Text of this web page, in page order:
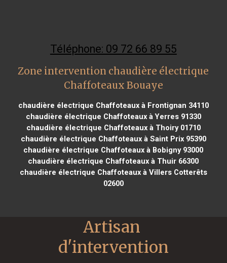
Téléphone: 09 72 66 89 55
Zone intervention chaudière électrique
Chaffoteaux Bouaye
chaudière électrique Chaffoteaux à Frontignan 34110
chaudière électrique Chaffoteaux à Yerres 91330
chaudière électrique Chaffoteaux à Thoiry 01710
chaudière électrique Chaffoteaux à Saint Prix 95390
chaudière électrique Chaffoteaux à Bobigny 93000
chaudière électrique Chaffoteaux à Thuir 66300
chaudière électrique Chaffoteaux à Villers Cotterêts
02600
Artisan
d'intervention